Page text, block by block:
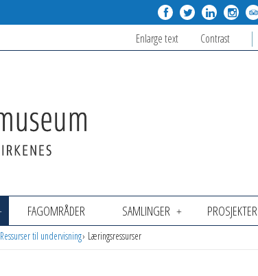
Enlarge text Contrast
FAGOMRÅDER SAMLINGER PROSJEKTER
Ressurser til undervisning Læringsressurser